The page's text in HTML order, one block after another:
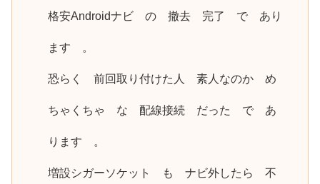
格安Androidナビ の 撤去 完了 で あり
ます 。
恐らく 前回取り付けた人 素人なのか め
ちゃくちゃ な 配線接続 だった で あ
ります 。
増設シガーソケット も ナビ外したら 不